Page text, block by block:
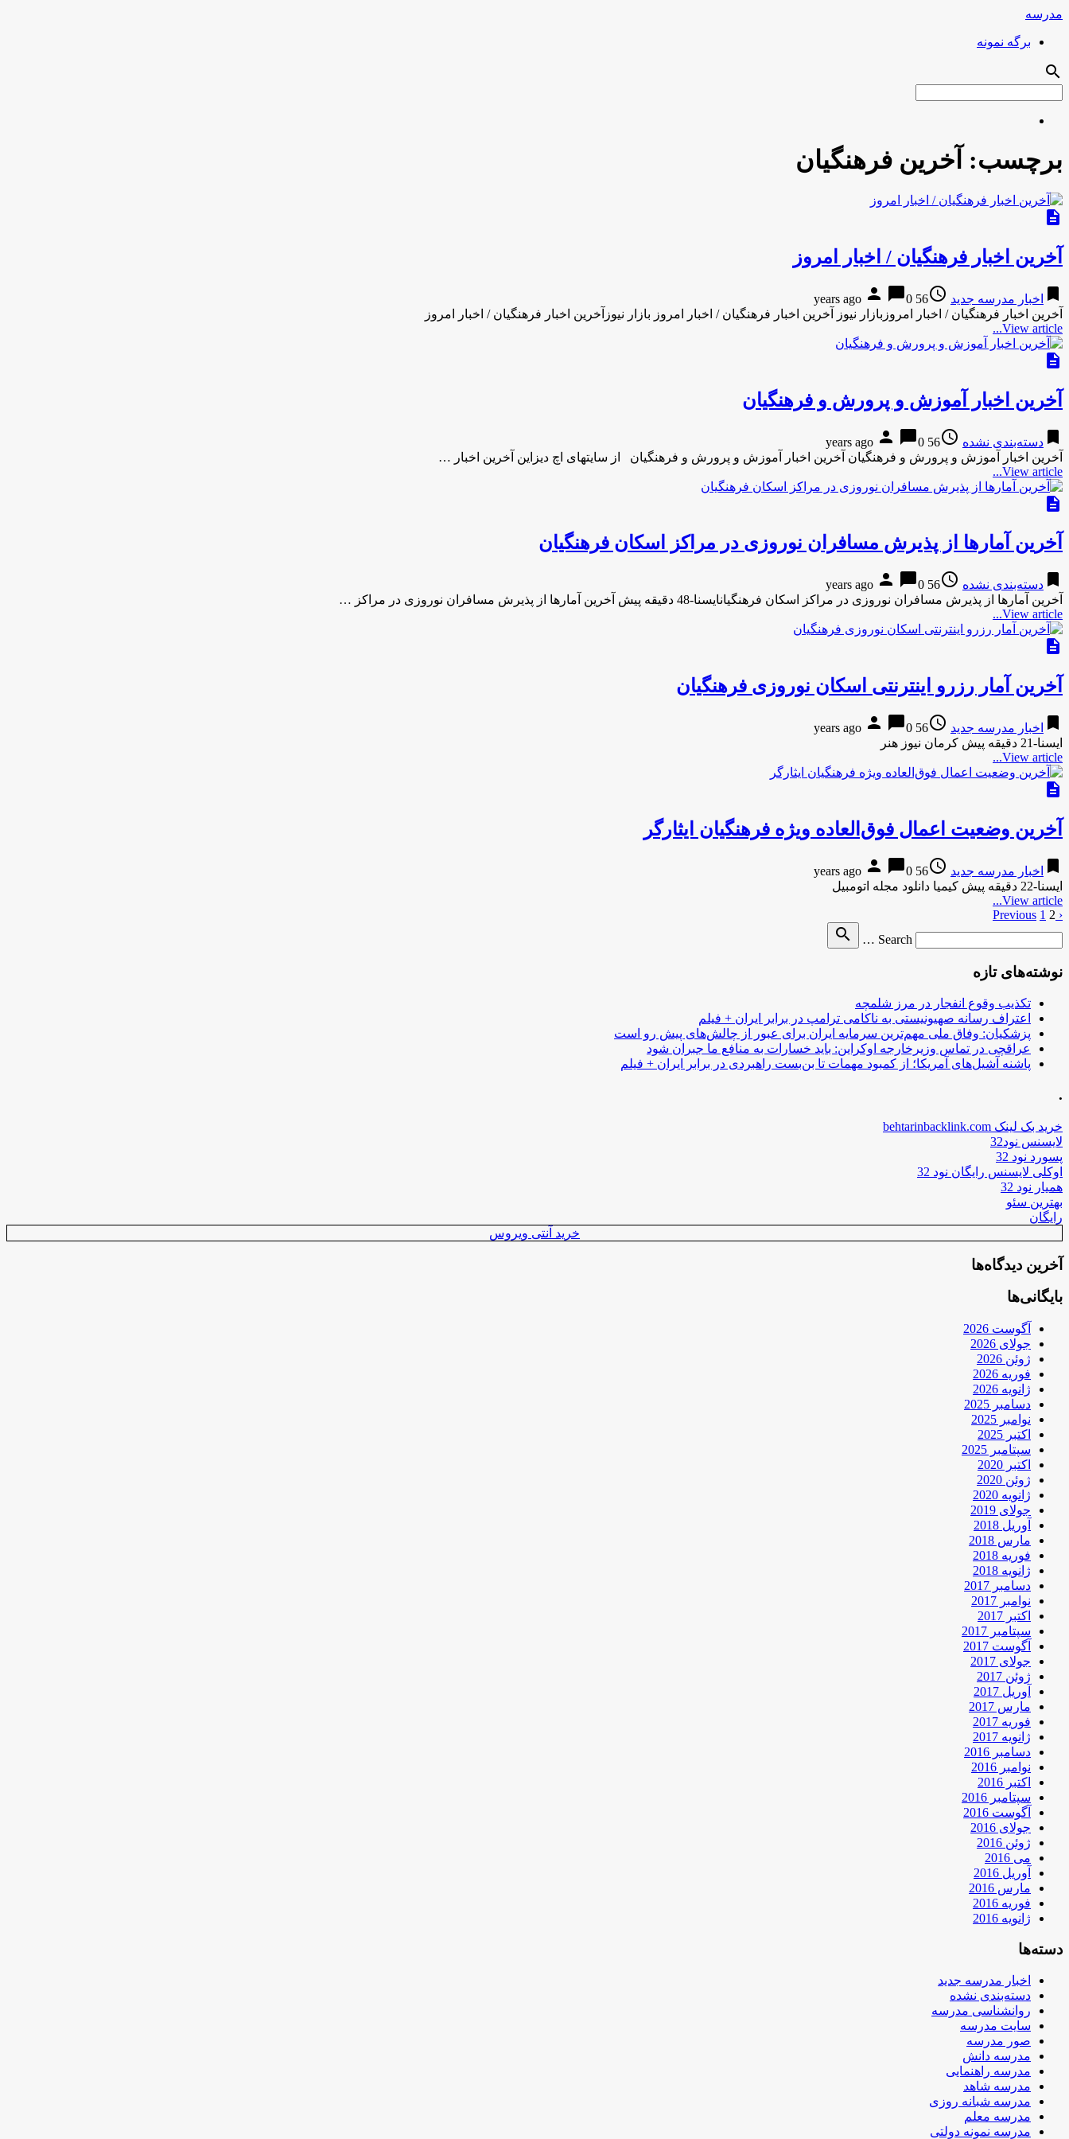
مدرسه
برگه نمونه
search
برچسب: آخرین فرهنگیان
description
آخرین اخبار فرهنگیان / اخبار امروز
bookmark اخبار مدرسه جدید access_time
56 years ago
person chat_bubble0
آخرین اخبار فرهنگیان / اخبار امروزبازار نیوز آخرین اخبار فرهنگیان / اخبار امروز بازار نیوزآخرین اخبار فرهنگیان / اخبار امروز
View article...
description
آخرین اخبار آموزش و پرورش و فرهنگیان
bookmark دسته‌بندی نشده access_time
56 years ago
person chat_bubble0
آخرین اخبار آموزش و پرورش و فرهنگیان آخرین اخبار آموزش و پرورش و فرهنگیان از سایتهای اچ دیزاین آخرین اخبار …
View article...
description
آخرین آمارها از پذیرش مسافران نوروزی در مراکز اسکان فرهنگیان
bookmark دسته‌بندی نشده access_time
56 years ago
person chat_bubble0
آخرین آمارها از پذیرش مسافران نوروزی در مراکز اسکان فرهنگیانایسنا-48 دقیقه پیش آخرین آمارها از پذیرش مسافران نوروزی در مراکز …
View article...
description
آخرین آمار رزرو اینترنتی اسکان نوروزی فرهنگیان
bookmark اخبار مدرسه جدید access_time
56 years ago
person chat_bubble0
ایسنا-21 دقیقه پیش کرمان نیوز هنر
View article...
description
آخرین وضعیت اعمال فوق‌العاده ویژه فرهنگیان ایثارگر
bookmark اخبار مدرسه جدید access_time
56 years ago
person chat_bubble0
ایسنا-22 دقیقه پیش کیمیا دانلود مجله اتومبیل
View article...
صفحه‌بندی‹ Previous
1 2
Search …
search
نوشته‌های تازه
تکذیب وقوع انفجار در مرز شلمچه
اعتراف رسانه صهیونیستی به ناکامی ترامپ در برابر ایران + فیلم
پزشکیان: وفاق ملی مهم‌ترین سرمایه ایران برای عبور از چالش‌های پیش رو است
عراقچی در تماس وزیرخارجه اوکراین: باید خسارات به منافع ما جبران شود
پاشنه آشیل‌های آمریکا؛ از کمبود مهمات تا بن‌بست راهبردی در برابر ایران + فیلم
.
خرید بک لینک behtarinbacklink.com
لایسنس نود32
پسورد نود 32
اوکلی لایسنس رایگان نود 32
همیار نود 32
بهترین سئو
رایگان
خرید آنتی ویروس
آخرین دیدگاه‌ها
بایگانی‌ها
آگوست 2026
جولای 2026
ژوئن 2026
فوریه 2026
ژانویه 2026
دسامبر 2025
نوامبر 2025
اکتبر 2025
سپتامبر 2025
اکتبر 2020
ژوئن 2020
ژانویه 2020
جولای 2019
آوریل 2018
مارس 2018
فوریه 2018
ژانویه 2018
دسامبر 2017
نوامبر 2017
اکتبر 2017
سپتامبر 2017
آگوست 2017
جولای 2017
ژوئن 2017
آوریل 2017
مارس 2017
فوریه 2017
ژانویه 2017
دسامبر 2016
نوامبر 2016
اکتبر 2016
سپتامبر 2016
آگوست 2016
جولای 2016
ژوئن 2016
می 2016
آوریل 2016
مارس 2016
فوریه 2016
ژانویه 2016
دسته‌ها
اخبار مدرسه جدید
دسته‌بندی نشده
روانشناسی مدرسه
سایت مدرسه
صور مدرسه
مدرسه دانش
مدرسه راهنمایی
مدرسه شاهد
مدرسه شبانه روزی
مدرسه معلم
مدرسه نمونه دولتی